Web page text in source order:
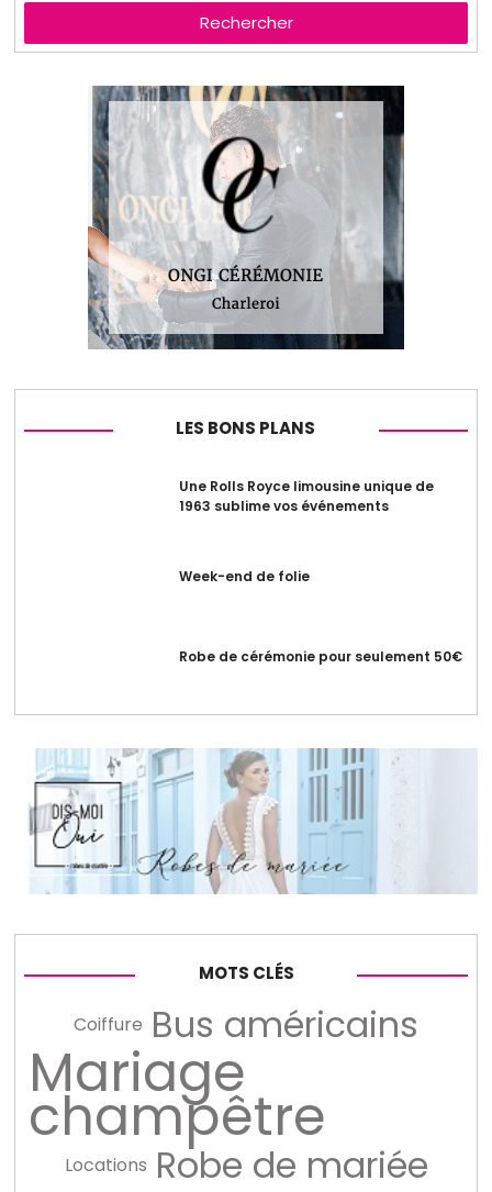
Rechercher
LES BONS PLANS
Une Rolls Royce limousine unique de
1963 sublime vos événements
Week-end de folie
Robe de cérémonie pour seulement 50€
MOTS CLÉS
Coiffure Bus américains
Mariage
champêtre
Locations Robe de mariée